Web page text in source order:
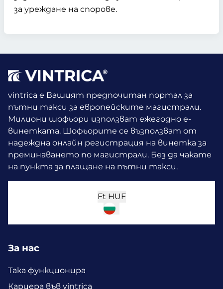
за уреждане на спорове.
vintrica е Вашият предпочитан портал за
пътни такси за европейските магистрали.
Милиони шофьори използват ежегодно е-
винетката. Шофьорите се възползват от
надеждна онлайн регистрация на винетка за
преминаването по магистрали. Без да чакате
на пункта за плащане на пътни такси.
Ft HUF
За нас
Така функционира
Кариера във vintrica